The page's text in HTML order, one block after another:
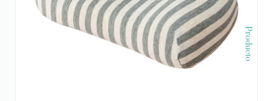
Producto